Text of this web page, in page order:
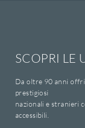
SCOPRI LE
Da oltre 90 anni
prestigiosi
nazionali e stranieri
accessibili.